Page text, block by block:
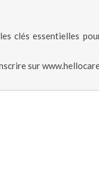
clés essentielles
sur